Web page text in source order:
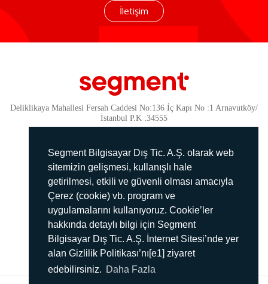
Segment Bilgisayar Dış Tic. A.Ş. olarak web
sitemizin gelişmesi, kullanışlı hale
getirilmesi, etkili ve güvenli olması amacıyla
Çerez (cookie) vb. program ve
uygulamalarını kullanıyoruz. Cookie’ler
hakkında detaylı bilgi için Segment
Bilgisayar Dış Tic. A.Ş. İnternet Sitesi’nde yer
alan Gizlilik Politikası’nı[e1] ziyaret
edebilirsiniz. Daha Fazla
İletişim
Deliklikaya Mahallesi Fersah Caddesi No:136 İç Kapı No :1 Arnavutköy/
İstanbul P.K :34555
Güvenlik
KVKK Politikamız
Gizlilik Politikamız
Aydınlatma Metni
İmha Politikası
444 78 99
info@segment.com.tr